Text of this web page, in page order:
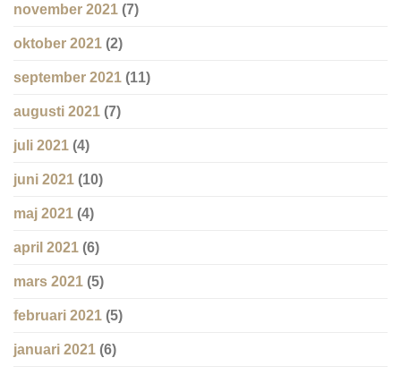
november 2021 (7)
oktober 2021 (2)
september 2021 (11)
augusti 2021 (7)
juli 2021 (4)
juni 2021 (10)
maj 2021 (4)
april 2021 (6)
mars 2021 (5)
februari 2021 (5)
januari 2021 (6)